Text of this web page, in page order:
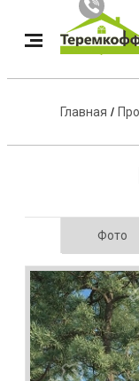
Главная /
Фото